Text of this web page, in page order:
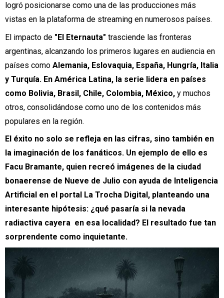
logró posicionarse como una de las producciones más
vistas en la plataforma de streaming en numerosos países.
El impacto de "El Eternauta" trasciende las fronteras
argentinas, alcanzando los primeros lugares en audiencia en
países como Alemania, Eslovaquia, España, Hungría, Italia
y Turquía. En América Latina, la serie lidera en países
como Bolivia, Brasil, Chile, Colombia, México, y muchos
otros, consolidándose como uno de los contenidos más
populares en la región.
El éxito no solo se refleja en las cifras, sino también en
la imaginación de los fanáticos. Un ejemplo de ello es
Facu Bramante, quien recreó imágenes de la ciudad
bonaerense de Nueve de Julio con ayuda de Inteligencia
Artificial en el portal La Trocha Digital, planteando una
interesante hipótesis: ¿qué pasaría si la nevada
radiactiva cayera en esa localidad? El resultado fue tan
sorprendente como inquietante.